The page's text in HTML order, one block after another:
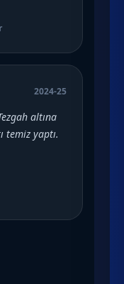
2024-25
altına
temiz yaptı.